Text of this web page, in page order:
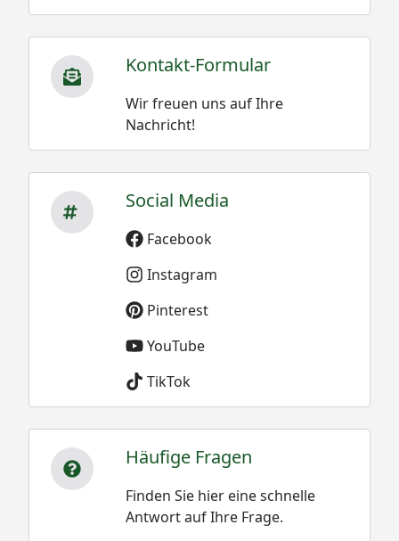
Kontakt-Formular
Wir freuen uns auf Ihre
Nachricht!
Social Media
Facebook
Instagram
Pinterest
YouTube
TikTok
Häufige Fragen
Finden Sie hier eine schnelle
Antwort auf Ihre Frage.